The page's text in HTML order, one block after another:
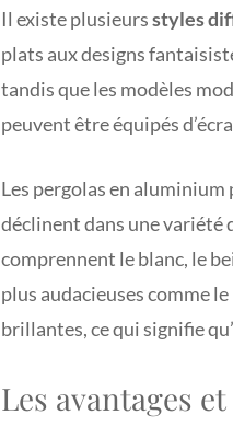
Il existe plusieursstyles
plats aux designs
tandis que les modèles
peuvent être équipés
Les pergolas en
déclinent dans une variété
comprennent le blanc, le
plus audacieuses comme
brillantes, ce qui signifie
Les avantages